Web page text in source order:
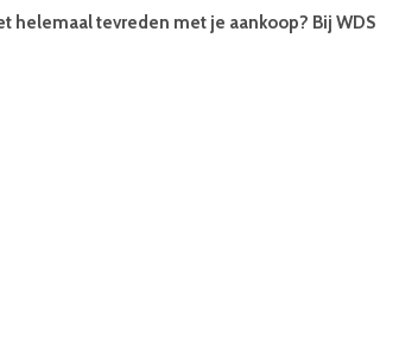
helemaal tevreden met je aankoop? Bij WDS